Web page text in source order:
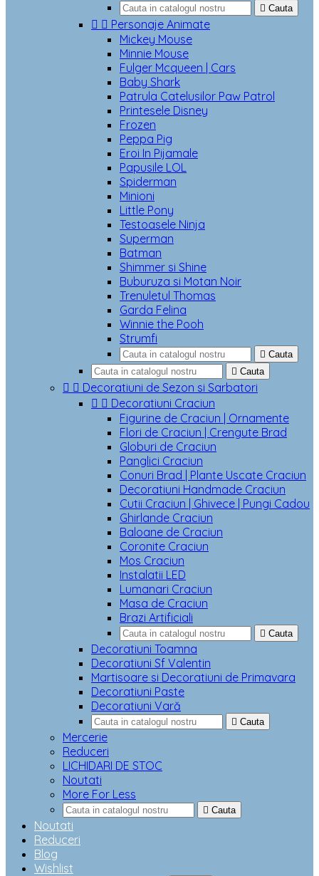
 Cauta
  Personaje Animate
Mickey Mouse
Minnie Mouse
Fulger Mcqueen | Cars
Baby Shark
Patrula Catelusilor Paw Patrol
Printesele Disney
Frozen
Peppa Pig
Eroi In Pijamale
Papusile LOL
Spiderman
Minioni
Little Pony
Testoasele Ninja
Superman
Batman
Shimmer si Shine
Buburuza si Motan Noir
Trenuletul Thomas
Garda Felina
Winnie the Pooh
Strumfi
 Cauta
 Cauta
  Decoratiuni de Sezon si Sarbatori
  Decoratiuni Craciun
Figurine de Craciun | Ornamente
Flori de Craciun | Crengute Brad
Globuri de Craciun
Panglici Craciun
Conuri Brad | Plante Uscate Craciun
Decoratiuni Handmade Craciun
Cutii Craciun | Ghivece | Pungi Cadou
Ghirlande Craciun
Baloane de Craciun
Coronite Craciun
Mos Craciun
Instalatii LED
Lumanari Craciun
Masa de Craciun
Brazi Artificiali
 Cauta
Decoratiuni Toamna
Decoratiuni Sf Valentin
Martisoare si Decoratiuni de Primavara
Decoratiuni Paste
Decoratiuni Vară
 Cauta
Mercerie
Reduceri
LICHIDARI DE STOC
Noutati
More For Less
 Cauta
Noutati
Reduceri
Blog
Wishlist